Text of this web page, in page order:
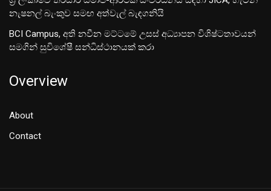
නැෂනල් බැංකුව සමඟ අත්වැල් බැඳගනියි
BCI Campus, අති නවීන මට්ටමේ උසස් අධ්‍යාපන විශිෂ්ටතාවයන්
සමගින් සුවිශේෂී සන්ධිස්ථානයක් කරා
Overview
About
Contact